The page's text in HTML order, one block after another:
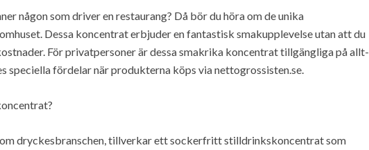
någon som driver en restaurang? Då bör du höra om de unika
Dessa koncentrat erbjuder en fantastisk smakupplevelse utan att du
För privatpersoner är dessa smakrika koncentrat tillgängliga på allt-
speciella fördelar när produkterna köps via nettogrossisten.se.
dryckesbranschen, tillverkar ett sockerfritt stilldrinkskoncentrat som